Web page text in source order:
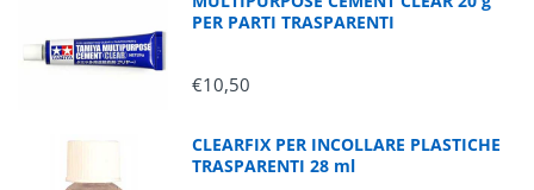
PER PARTI TRASPARENTI
€10,50
CLEARFIX PER INCOLLARE PLASTICHE
TRASPARENTI 28 ml